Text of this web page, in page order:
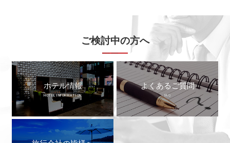
ご検討中の方へ
ホテル情報
HOTEL INFORMATION
よくあるご質問
FAQ